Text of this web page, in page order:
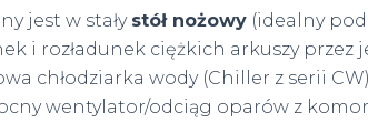
jest w stały stół nożowy(idealny pod
i rozładunek ciężkich arkuszy przez
chłodziarka wody (Chiller z serii
wentylator/odciąg oparów z